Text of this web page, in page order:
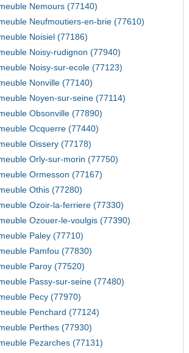
Nemours (77140)
Neufmoutiers-en-brie (77610)
Noisiel (77186)
Noisy-rudignon (77940)
Noisy-sur-ecole (77123)
Nonville (77140)
Noyen-sur-seine (77114)
Obsonville (77890)
Ocquerre (77440)
Oissery (77178)
Orly-sur-morin (77750)
Ormesson (77167)
Othis (77280)
Ozoir-la-ferriere (77330)
Ozouer-le-voulgis (77390)
Paley (77710)
Pamfou (77830)
Paroy (77520)
Passy-sur-seine (77480)
Pecy (77970)
Penchard (77124)
Perthes (77930)
Pezarches (77131)